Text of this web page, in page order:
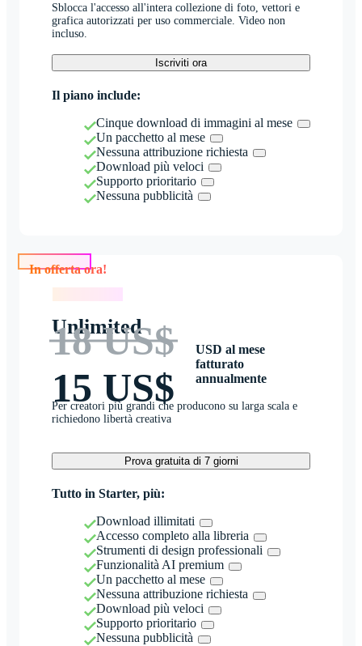
Sblocca l'accesso all'intera collezione di foto, vettori e
grafica autorizzati per uso commerciale. Video non
incluso.
Iscriviti ora
Il piano include:
Cinque download di immagini al mese
Un pacchetto al mese
Nessuna attribuzione richiesta
Download più veloci
Supporto prioritario
Nessuna pubblicità
Unlimited
18 US$
15 US$
USD al mese
fatturato
annualmente
Per creatori più grandi che producono su larga scala e
richiedono libertà creativa
Prova gratuita di 7 giorni
Tutto in Starter, più:
Download illimitati
Accesso completo alla libreria
Strumenti di design professionali
Funzionalità AI premium
Un pacchetto al mese
Nessuna attribuzione richiesta
Download più veloci
Supporto prioritario
Nessuna pubblicità